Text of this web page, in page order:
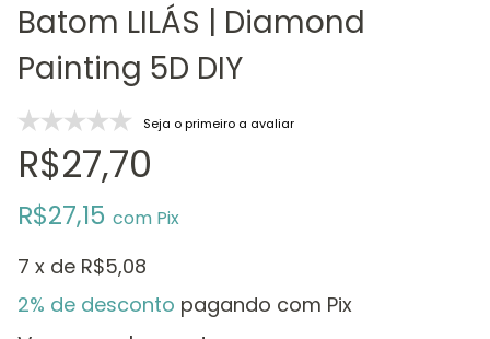
Batom LILÁS | Diamond
Painting 5D DIY
Seja o primeiro a avaliar
R$27,70
R$27,15 com Pix
7 x de R$5,08
2% de desconto pagando com Pix